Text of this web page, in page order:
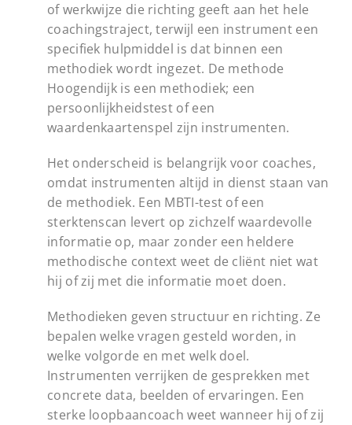
of werkwijze die richting geeft aan het hele
coachingstraject, terwijl een instrument een
specifiek hulpmiddel is dat binnen een
methodiek wordt ingezet. De methode
Hoogendijk is een methodiek; een
persoonlijkheidstest of een
waardenkaartenspel zijn instrumenten.
Het onderscheid is belangrijk voor coaches,
omdat instrumenten altijd in dienst staan van
de methodiek. Een MBTI-test of een
sterktenscan levert op zichzelf waardevolle
informatie op, maar zonder een heldere
methodische context weet de cliënt niet wat
hij of zij met die informatie moet doen.
Methodieken geven structuur en richting. Ze
bepalen welke vragen gesteld worden, in
welke volgorde en met welk doel.
Instrumenten verrijken de gesprekken met
concrete data, beelden of ervaringen. Een
sterke loopbaancoach weet wanneer hij of zij